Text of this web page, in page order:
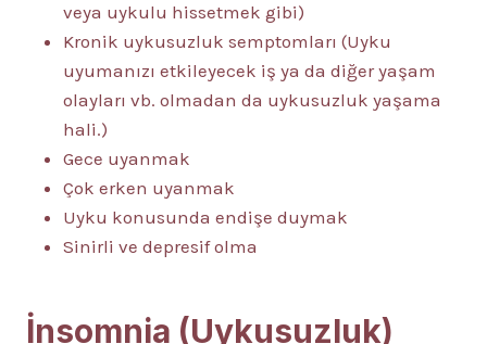
veya uykulu hissetmek gibi)
Kronik uykusuzluk semptomları (Uyku
uyumanızı etkileyecek iş ya da diğer yaşam
olayları vb. olmadan da uykusuzluk yaşama
hali.)
Gece uyanmak
Çok erken uyanmak
Uyku konusunda endişe duymak
Sinirli ve depresif olma
İnsomnia (Uykusuzluk)